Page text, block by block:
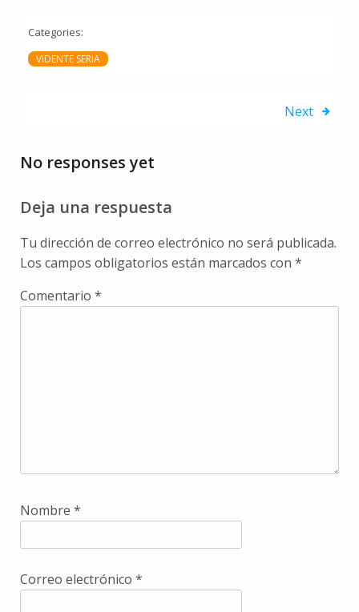
Categories:
VIDENTE SERIA
Next
No responses yet
Deja una respuesta
Tu dirección de correo electrónico no será publicada.
Los campos obligatorios están marcados con *
Comentario *
Nombre *
Correo electrónico *